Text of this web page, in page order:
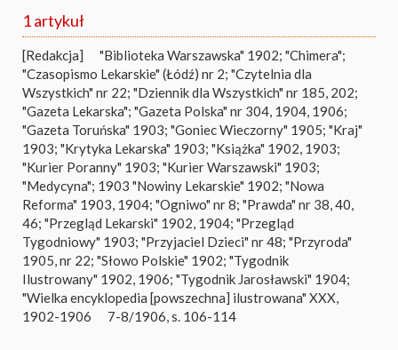
1 artykuł
[Redakcja]
"Biblioteka Warszawska" 1902; "Chimera";
"Czasopismo Lekarskie" (Łódź) nr 2; "Czytelnia dla
Wszystkich" nr 22; "Dziennik dla Wszystkich" nr 185, 202;
"Gazeta Lekarska"; "Gazeta Polska" nr 304, 1904, 1906;
"Gazeta Toruńska" 1903; "Goniec Wieczorny" 1905; "Kraj"
1903; "Krytyka Lekarska" 1903; "Książka" 1902, 1903;
"Kurier Poranny" 1903; "Kurier Warszawski" 1903;
"Medycyna"; 1903 "Nowiny Lekarskie" 1902; "Nowa
Reforma" 1903, 1904; "Ogniwo" nr 8; "Prawda" nr 38, 40,
46; "Przegląd Lekarski" 1902, 1904; "Przegląd
Tygodniowy" 1903; "Przyjaciel Dzieci" nr 48; "Przyroda"
1905, nr 22; "Słowo Polskie" 1902; "Tygodnik
Ilustrowany" 1902, 1906; "Tygodnik Jarosławski" 1904;
"Wielka encyklopedia [powszechna] ilustrowana" XXX,
1902-1906
7-8/1906, s. 106-114